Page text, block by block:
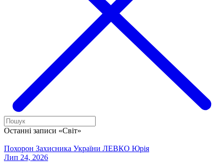
Останні записи «Світ»
Похорон Захисника України ЛЕВКО Юрія
Лип 24, 2026